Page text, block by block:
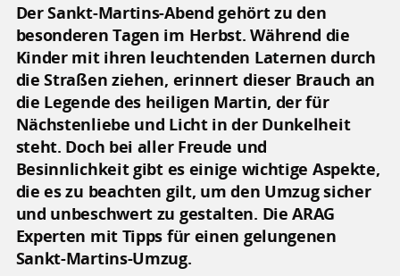
Der Sankt-Martins-Abend gehört zu den
besonderen Tagen im Herbst. Während die
Kinder mit ihren leuchtenden Laternen durch
die Straßen ziehen, erinnert dieser Brauch an
die Legende des heiligen Martin, der für
Nächstenliebe und Licht in der Dunkelheit
steht. Doch bei aller Freude und
Besinnlichkeit gibt es einige wichtige Aspekte,
die es zu beachten gilt, um den Umzug sicher
und unbeschwert zu gestalten. Die ARAG
Experten mit Tipps für einen gelungenen
Sankt-Martins-Umzug.